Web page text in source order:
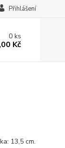
Přihlášení
0ks
Kč
13,5 cm.